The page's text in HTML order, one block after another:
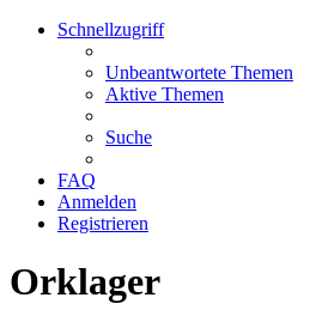
Schnellzugriff
Unbeantwortete Themen
Aktive Themen
Suche
FAQ
Anmelden
Registrieren
Orklager